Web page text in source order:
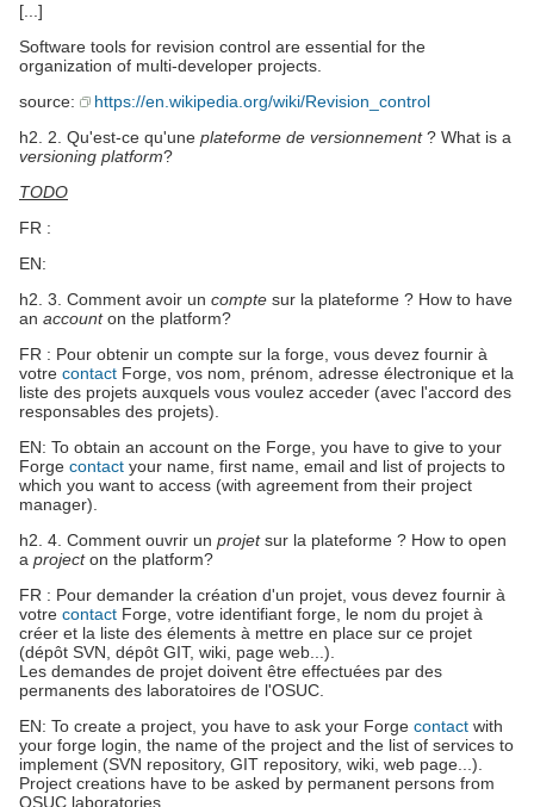
[...]
Software tools for revision control are essential for the
organization of multi-developer projects.
source:
https://en.wikipedia.org/wiki/Revision_control
h2. 2. Qu'est-ce qu'une plateforme de versionnement? What is a
versioning platform?
TODO
FR :
EN:
h2. 3. Comment avoir un compte sur la plateforme ? How to have
an accounton the platform?
FR : Pour obtenir un compte sur la forge, vous devez fournir à
votre contact Forge, vos nom, prénom, adresse électronique et la
liste des projets auxquels vous voulez acceder (avec l'accord des
responsables des projets).
EN: To obtain an account on the Forge, you have to give to your
Forge contact your name, first name, email and list of projects to
which you want to access (with agreement from their project
manager).
h2. 4. Comment ouvrir un projetsur la plateforme ? How to open
a projecton the platform?
FR : Pour demander la création d'un projet, vous devez fournir à
votre contact Forge, votre identifiant forge, le nom du projet à
créer et la liste des élements à mettre en place sur ce projet
(dépôt SVN, dépôt GIT, wiki, page web...).
Les demandes de projet doivent être effectuées par des
permanents des laboratoires de l'OSUC.
EN: To create a project, you have to ask your Forge contact with
your forge login, the name of the project and the list of services to
implement (SVN repository, GIT repository, wiki, web page...).
Project creations have to be asked by permanent persons from
OSUC laboratories.